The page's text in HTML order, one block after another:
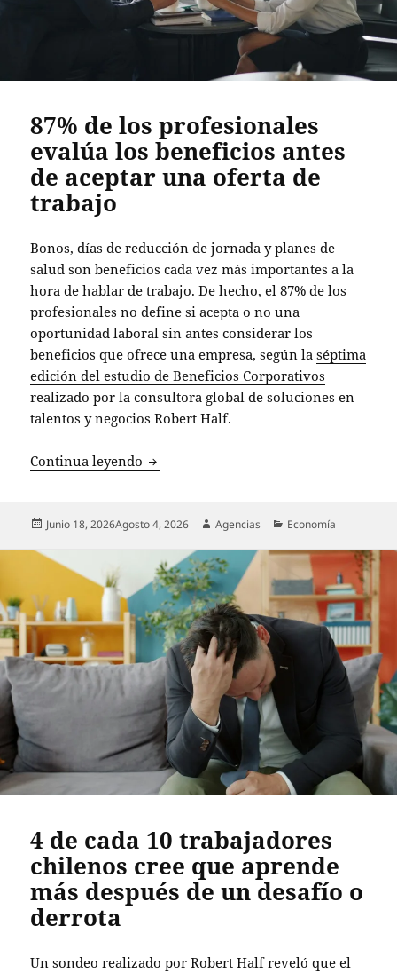
87% de los profesionales
evalúa los beneficios antes
de aceptar una oferta de
trabajo
Bonos, días de reducción de jornada y planes de
salud son beneficios cada vez más importantes a la
hora de hablar de trabajo. De hecho, el 87% de los
profesionales no define si acepta o no una
oportunidad laboral sin antes considerar los
beneficios que ofrece una empresa, según laséptima
edición del estudio de Beneficios Corporativos
realizado por la consultora global de soluciones en
talentos y negocios Robert Half.
Continua leyendo 87% de los profesionales evalúa los
Publicado
Junio 18, 2026Agosto 4, 2026 Autor
Agencias Categorías
Economía
4 de cada 10 trabajadores
chilenos cree que aprende
más después de un desafío o
derrota
Un sondeo realizado por Robert Half reveló que el